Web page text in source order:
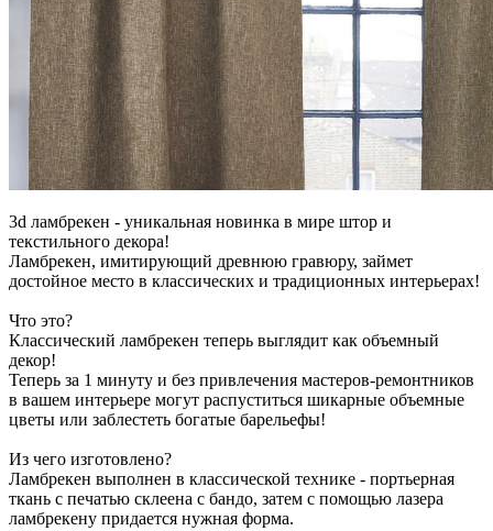
3d ламбрекен - уникальная новинка в мире штор и
текстильного декора!
Ламбрекен, имитирующий древнюю гравюру, займет
достойное место в классических и традиционных интерьерах!
Что это?
Классический ламбрекен теперь выглядит как объемный
декор!
Теперь за 1 минуту и без привлечения мастеров-ремонтников
в вашем интерьере могут распуститься шикарные объемные
цветы или заблестеть богатые барельефы!
Из чего изготовлено?
Ламбрекен выполнен в классической технике - портьерная
ткань с печатью склеена с бандо, затем с помощью лазера
ламбрекену придается нужная форма.